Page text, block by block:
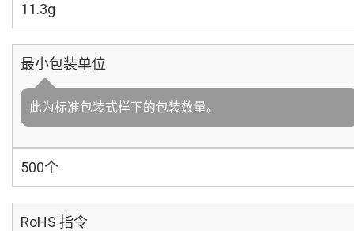
11.3g
最小包装单位
此为标准包装式样下的包装数量。
500个
RoHS 指令